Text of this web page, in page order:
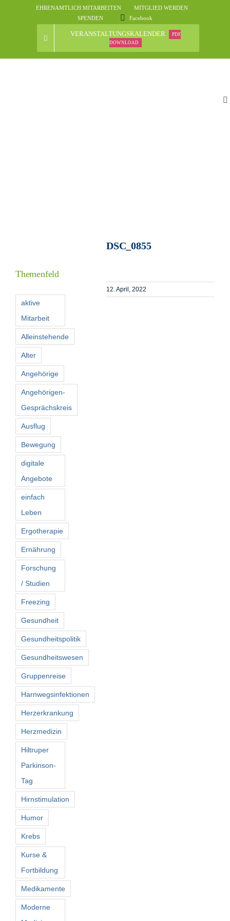
EHRENAMTLICH MITARBEITEN
MITGLIED WERDEN
SPENDEN
Facebook
VERANSTALTUNGSKALENDER
PDF
DOWNLOAD
DSC_0855
12. April, 2022
Themenfeld
aktive
Mitarbeit
Alleinstehende
Alter
Angehörige
Angehörigen-
Gesprächskreis
Ausflug
Bewegung
digitale
Angebote
einfach
Leben
Ergotherapie
Ernährung
Forschung
/ Studien
Freezing
Gesundheit
Gesundheitspolitik
Gesundheitswesen
Gruppenreise
Harnwegsinfektionen
Herzerkrankung
Herzmedizin
Hiltruper
Parkinson-
Tag
Hirnstimulation
Humor
Krebs
Kurse &
Fortbildung
Medikamente
Moderne